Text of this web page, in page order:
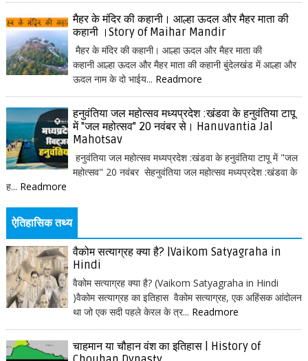
मैहर के मंदिर की कहानी। आल्हा ऊदल और मैहर माता की
कहानी ।Story of Maihar Mandir
मैहर के मंदिर की कहानी। आल्हा ऊदल और मैहर माता की
कहानी आल्हा ऊदल और मैहर माता की कहानी बुंदेलखंड में आल्हा और
ऊदल नाम के दो भाईय... Readmore
हनुवंतिया जल महोत्सव मध्यप्रदेश :खंडवा के हनुवंतिया टापू
में "जल महोत्सव" 20 नवंबर से। Hanuvantia Jal
Mahotsav
हनुवंतिया जल महोत्सव मध्यप्रदेश :खंडवा के हनुवंतिया टापू में "जल
महोत्सव" 20 नवंबर सेहनुवंतिया जल महोत्सव मध्यप्रदेश :खंडवा के
ह... Readmore
ऐतिहासिक तथ्य
वैकोम सत्याग्रह क्या है? |Vaikom Satyagraha in
Hindi
वैकोम सत्याग्रह क्या है? (Vaikom Satyagraha in Hindi
)वैकोम सत्याग्रह का इतिहास वैकोम सत्याग्रह, एक अहिंसक आंदोलन
था जो एक सदी पहले केरल के त्र... Readmore
चाहमान या चौहान वंश का इतिहास | History of